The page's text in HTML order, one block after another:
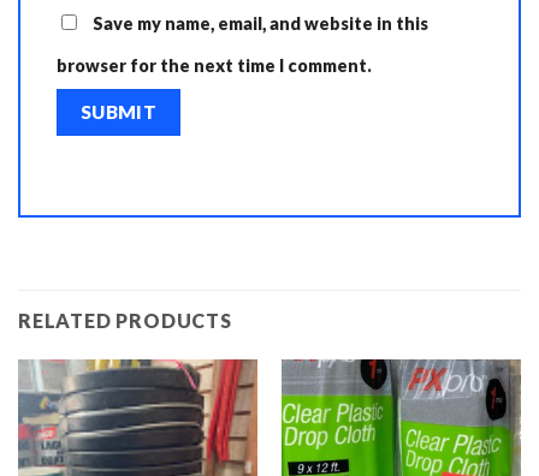
Save my name, email, and website in this
browser for the next time I comment.
RELATED PRODUCTS